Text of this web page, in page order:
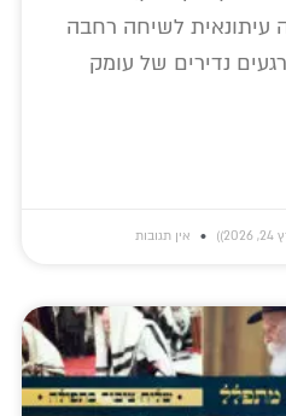
עיתונאית לשיחה רחבה
נדירים של עומק
אין תגובות